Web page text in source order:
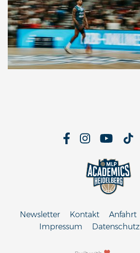
Newsletter Kontakt Anfahrt
Impressum
Datenschutz